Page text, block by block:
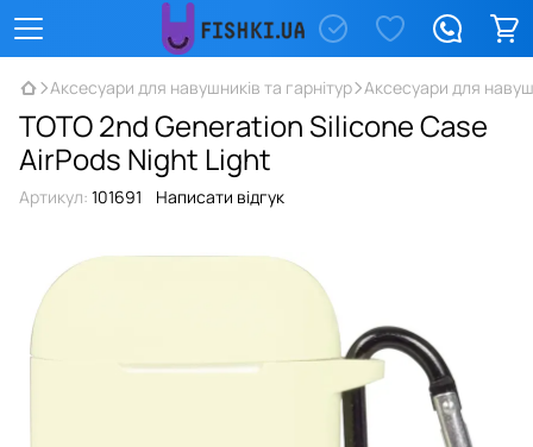
Аксесуари для навушників та гарнітур Аксесуари для
TOTO 2nd Generation Silicone Case
AirPods Night Light
Артикул: 101691 Написати відгук